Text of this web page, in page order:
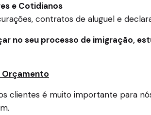
e Cotidianos
contratos de aluguel e
no seu processo de imigração,
Orçamento
clientes é muito importante para